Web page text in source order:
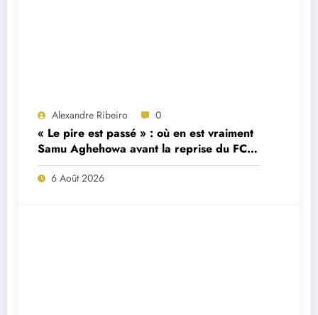
Alexandre Ribeiro 0
« Le pire est passé » : où en est vraiment
Samu Aghehowa avant la reprise du FC
Porto ?
6 Août 2026